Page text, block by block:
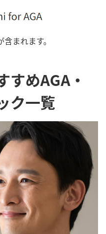
まれます。
すめAGA・
ク一覧